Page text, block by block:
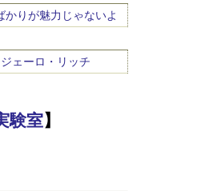
かりが魅力じゃないよ
ェーロ・リッチ
験室】